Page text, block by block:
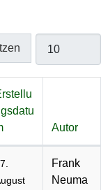
Autor
Frank
Neuma